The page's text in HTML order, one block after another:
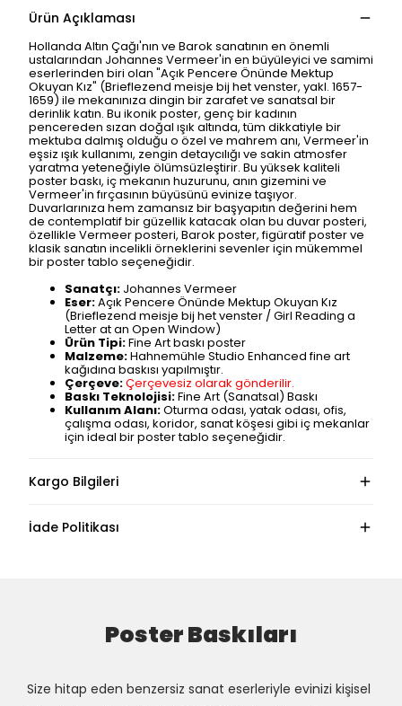
Ürün Açıklaması
Hollanda Altın Çağı'nın ve Barok sanatının en önemli
ustalarından Johannes Vermeer'in en büyüleyici ve samimi
eserlerinden biri olan "Açık Pencere Önünde Mektup
Okuyan Kız" (Brieflezend meisje bij het venster, yakl. 1657-
1659) ile mekanınıza dingin bir zarafet ve sanatsal bir
derinlik katın. Bu ikonik poster, genç bir kadının
pencereden sızan doğal ışık altında, tüm dikkatiyle bir
mektuba dalmış olduğu o özel ve mahrem anı, Vermeer'in
eşsiz ışık kullanımı, zengin detaycılığı ve sakin atmosfer
yaratma yeteneğiyle ölümsüzleştirir. Bu yüksek kaliteli
poster baskı, iç mekanın huzurunu, anın gizemini ve
Vermeer'in fırçasının büyüsünü evinize taşıyor.
Duvarlarınıza hem zamansız bir başyapıtın değerini hem
de contemplatif bir güzellik katacak olan bu duvar posteri,
özellikle Vermeer posteri, Barok poster, figüratif poster ve
klasik sanatın incelikli örneklerini sevenler için mükemmel
bir poster tablo seçeneğidir.
Sanatçı: Johannes Vermeer
Eser:Açık Pencere Önünde Mektup Okuyan Kız
(Brieflezend meisje bij het venster / Girl Reading a
Letter at an Open Window)
Ürün Tipi:Fine Art baskı poster
Malzeme:Hahnemühle Studio Enhanced fine art
kağıdına baskısı yapılmıştır.
Çerçeve:Çerçevesiz olarak gönderilir.
Baskı Teknolojisi:Fine Art (Sanatsal) Baskı
Kullanım Alanı:Oturma odası, yatak odası, ofis,
çalışma odası, koridor, sanat köşesi gibi iç mekanlar
için ideal bir poster tablo seçeneğidir.
Kargo Bilgileri
İade Politikası
Poster Baskıları
Size hitap eden benzersiz sanat eserleriyle evinizi kişisel